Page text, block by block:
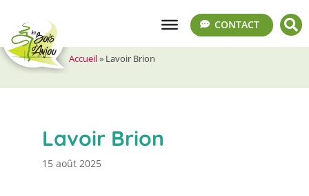
CONTACT 
Accueil» Lavoir Brion
Lavoir Brion
15 août 2025